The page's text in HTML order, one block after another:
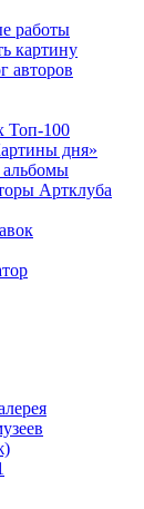
работы
картину
авторов
Топ-100
дня»
Артклуба